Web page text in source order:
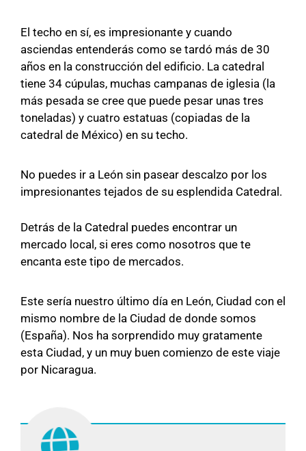
El techo en sí, es impresionante y cuando
asciendas entenderás como se tardó más de 30
años en la construcción del edificio. La catedral
tiene 34 cúpulas, muchas campanas de iglesia (la
más pesada se cree que puede pesar unas tres
toneladas) y cuatro estatuas (copiadas de la
catedral de México) en su techo.
No puedes ir a León sin pasear descalzo por los
impresionantes tejados de su esplendida Catedral.
Detrás de la Catedral puedes encontrar un
mercado local, si eres como nosotros que te
encanta este tipo de mercados.
Este sería nuestro último día en León, Ciudad con el
mismo nombre de la Ciudad de donde somos
(España). Nos ha sorprendido muy gratamente
esta Ciudad, y un muy buen comienzo de este viaje
por Nicaragua.